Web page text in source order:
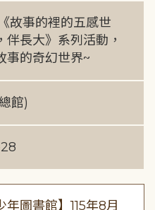
故事的裡的五感世
長大》系列活動，
事的奇幻世界~
館)
年圖書館】115年8月